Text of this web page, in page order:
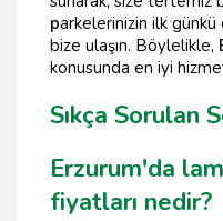
parkelerinizin ilk
bize ulaşın. Böylelikle,
konusunda en iyi
Sıkça Sorulan
Erzurum'da
fiyatları nedir?